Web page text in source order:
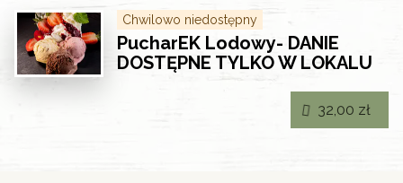
Chwilowo niedostępny
PucharEK Lodowy- DANIE
DOSTĘPNE TYLKO W LOKALU